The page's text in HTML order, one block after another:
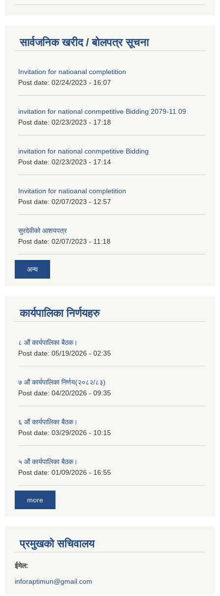
सार्वजनिक खरीद / बोलपत्र सूचना
Invitation for natioanal completition
Post date: 02/24/2023 - 16:07
invitation for national conmpetitive Bidding 2079-11.09
Post date: 02/23/2023 - 17:18
invitation for national conmpetitive Bidding
Post date: 02/23/2023 - 17:14
Invitation for natioanal completition
Post date: 02/07/2023 - 12:57
सुरदेवीको आशयपत्र
Post date: 02/07/2023 - 11:18
अन्य
कार्यपालिका निर्णयहरु
८ औं कार्यपालिका बैठक।
Post date: 05/19/2026 - 02:35
७ औं कार्यपालिका निर्णय(२०८२/८३)
Post date: 04/20/2026 - 09:35
६ औं कार्यपालिका बैठक।
Post date: 03/29/2026 - 10:15
५ औं कार्यपालिका बैठक।
Post date: 01/09/2026 - 16:55
more
प्रमुखको सचिवालय
ईमेल:
inforaptimun@gmail.com